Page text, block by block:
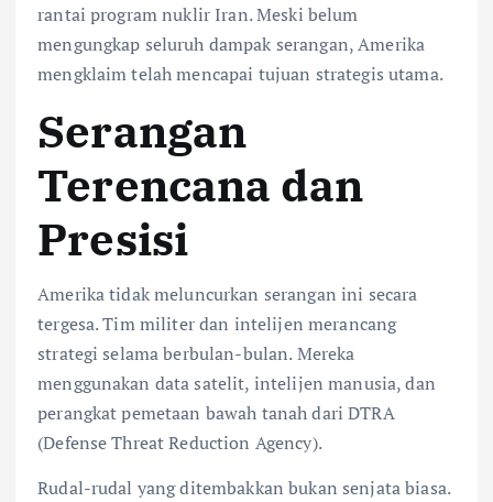
rantai program nuklir Iran. Meski belum
mengungkap seluruh dampak serangan, Amerika
mengklaim telah mencapai tujuan strategis utama.
Serangan
Terencana dan
Presisi
Amerika tidak meluncurkan serangan ini secara
tergesa. Tim militer dan intelijen merancang
strategi selama berbulan-bulan. Mereka
menggunakan data satelit, intelijen manusia, dan
perangkat pemetaan bawah tanah dari DTRA
(Defense Threat Reduction Agency).
Rudal-rudal yang ditembakkan bukan senjata biasa.